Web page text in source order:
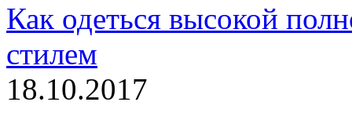
Как одеться высокой
стилем
18.10.2017